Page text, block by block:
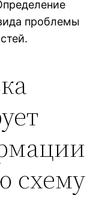
проблемы
схему